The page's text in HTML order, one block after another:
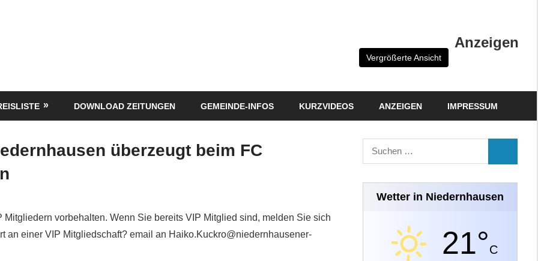
Anzeigen
Vergrößerte Ansicht
DOWNLOAD ZEITUNGEN GEMEINDE-INFOS KURZVIDEOS ANZEIGEN IMPRESSUM
überzeugt beim FC
Mitgliedern vorbehalten. Wenn Sie bereits VIP Mitglied sind, melden Sie sich
an einer VIP Mitgliedschaft? email an Haiko.Kuckro@niedernhausener-
Suchen
nach:
Wetter in Niedernhausen
21°C